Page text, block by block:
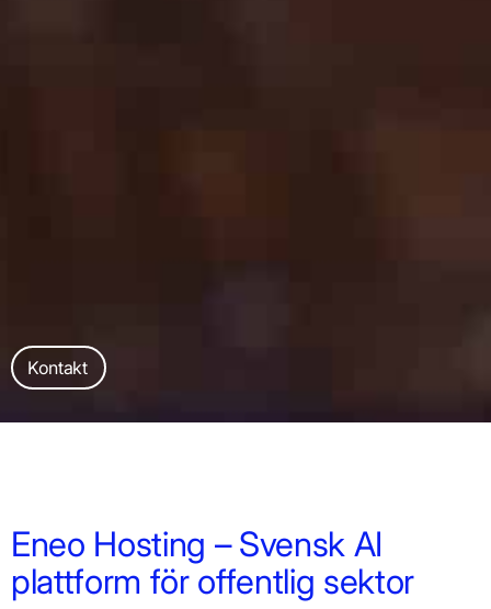
Kontakt
Eneo Hosting – Svensk AI
plattform för offentlig sektor